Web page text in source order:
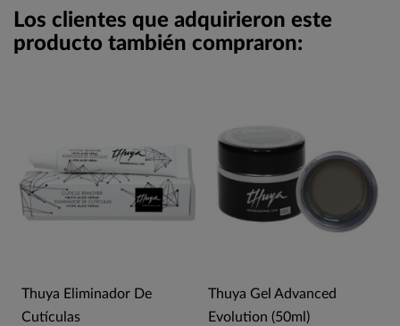
Los clientes que adquirieron este
producto también compraron:
Thuya Eliminador De
Cutículas
Thuya Gel Advanced
Evolution (50ml)